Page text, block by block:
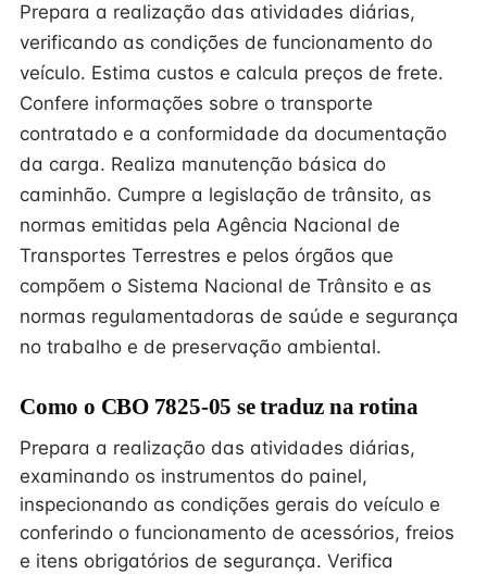
Prepara a realização das atividades diárias,
verificando as condições de funcionamento do
veículo. Estima custos e calcula preços de frete.
Confere informações sobre o transporte
contratado e a conformidade da documentação
da carga. Realiza manutenção básica do
caminhão. Cumpre a legislação de trânsito, as
normas emitidas pela Agência Nacional de
Transportes Terrestres e pelos órgãos que
compõem o Sistema Nacional de Trânsito e as
normas regulamentadoras de saúde e segurança
no trabalho e de preservação ambiental.
Como o CBO 7825-05 se traduz na rotina
Prepara a realização das atividades diárias,
examinando os instrumentos do painel,
inspecionando as condições gerais do veículo e
conferindo o funcionamento de acessórios, freios
e itens obrigatórios de segurança. Verifica